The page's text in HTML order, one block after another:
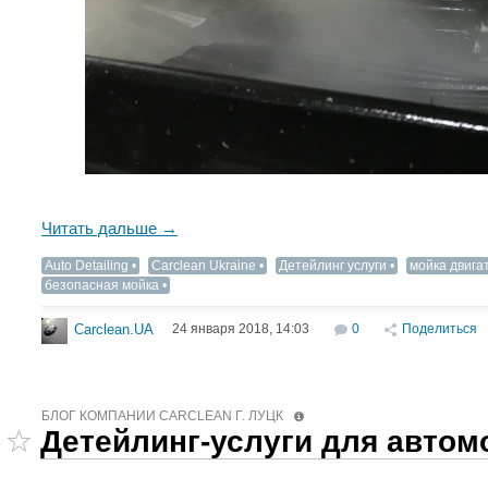
Читать дальше →
Auto Detailing‬ Carclean Ukraine Детейлинг услуги
мойка
безопасная мойка
Carclean.UA 24 января 2018, 14:03 0 Поделиться
БЛОГ КОМПАНИИ СARCLEAN Г. ЛУЦК
Детейлинг-услуги для